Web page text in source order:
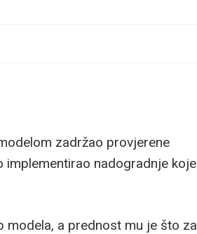
zadržao provjerene
implementirao nadogradnje koje
modela, a prednost mu je što za